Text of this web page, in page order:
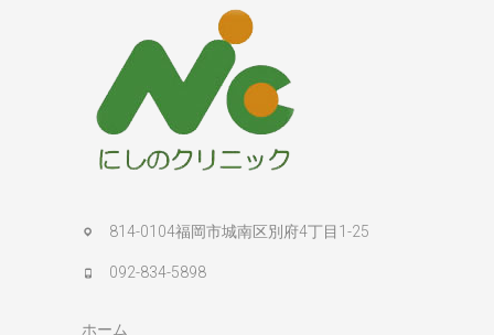
814-0104福岡市城南区別府4丁目1-25
092-834-5898
ホーム